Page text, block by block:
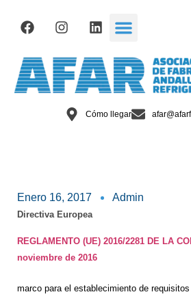
Cómo llegar
Enero 16, 2017 Admin
Directiva Europea
REGLAMENTO (UE) 2016/2281 DE LA
noviembre de 2016
marco para el establecimiento de